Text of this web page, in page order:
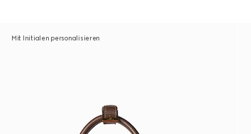
Mit Initialen personalisieren